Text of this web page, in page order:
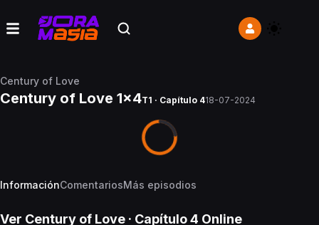
Century of Love
Century of Love 1x4T1 · Capítulo 418-07-2024
InformaciónComentariosMás episodios
Ver Century of Love · Capítulo4 Online